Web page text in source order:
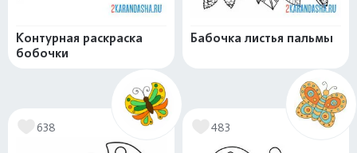
Контурная раскраска
бобочки
Бабочка листья пальмы
638 483